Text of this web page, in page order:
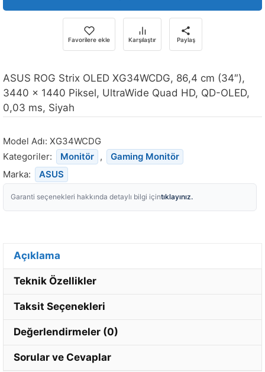
Favorilere ekle Karşılaştır Paylaş
ASUS ROG Strix OLED XG34WCDG, 86,4 cm (34″),
3440 x 1440 Piksel, UltraWide Quad HD, QD-OLED,
0,03 ms, Siyah
Model Adı: XG34WCDG
Kategoriler:
Monitör ,
Gaming Monitör
Marka:
ASUS
Garanti seçenekleri hakkında detaylı bilgi içintıklayınız.
Açıklama
Teknik Özellikler
Taksit Seçenekleri
Değerlendirmeler (0)
Sorular ve Cevaplar